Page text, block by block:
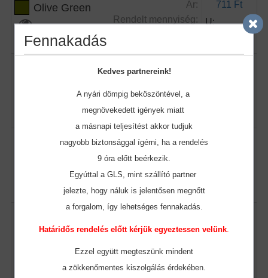
Olive Green
Ár:
Rendelt mennyiség:
711 Ft
U:
Rendelt mennyiség:
Raktár készlet:
Raktár készlet:
Ár:
711 Ft
Fennakadás
Kedves partnereink!
A nyári dömpig beköszöntével, a
megnövekedett igények miatt
a másnapi teljesítést akkor tudjuk
nagyobb biztonsággal ígérni, ha a rendelés
9 óra előtt beérkezik.
Egyúttal a GLS, mint szállító partner
jelezte, hogy náluk is jelentősen megnőtt
a forgalom, így lehetséges fennakadás.
Határidős rendelés előtt kérjük egyeztessen velünk
Ezzel együtt megteszünk mindent
a zökkenőmentes kiszolgálás érdekében.